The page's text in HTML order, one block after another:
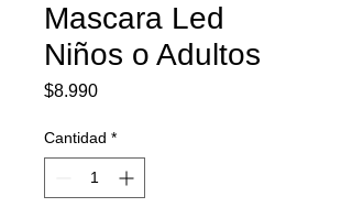
Mascara Led
Niños o Adultos
$8.990Precio
Cantidad *